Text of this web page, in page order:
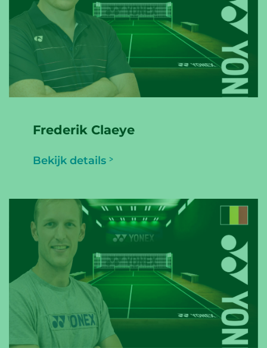
Frederik Claeye
Bekijk details